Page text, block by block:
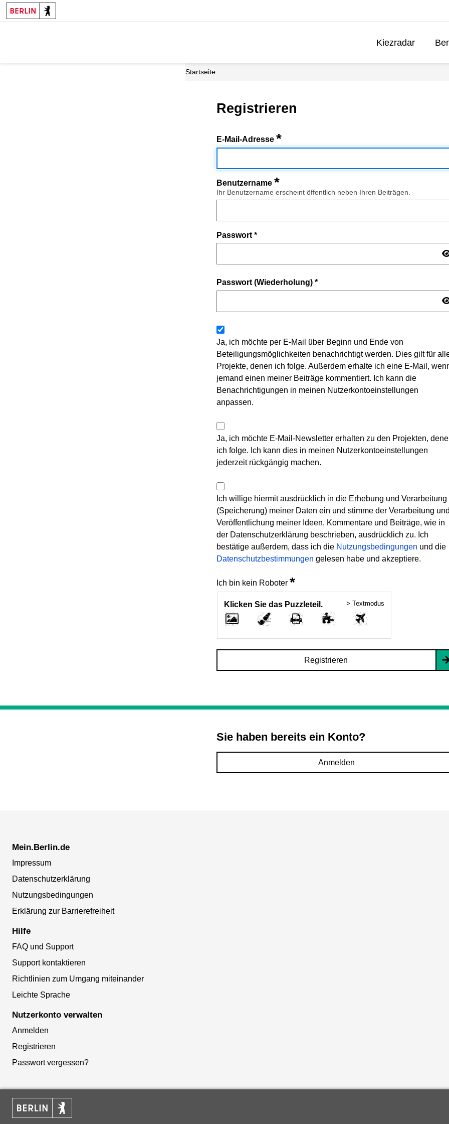
Kiezradar
Startseite
Registrieren
E-Mail-Adresse *
Benutzername *
Ihr Benutzername erscheint öffentlich neben Ihren Beiträgen.
Passwort *
Passwort (Wiederholung) *
Ja, ich möchte per E-Mail über Beginn und Ende von
Beteiligungsmöglichkeiten benachrichtigt werden. Dies gilt für
Projekte, denen ich folge. Außerdem erhalte ich eine E-Mail,
jemand einen meiner Beiträge kommentiert. Ich kann die
Benachrichtigungen in meinen Nutzerkontoeinstellungen
anpassen.
Ja, ich möchte E-Mail-Newsletter erhalten zu den Projekten,
ich folge. Ich kann dies in meinen Nutzerkontoeinstellungen
jederzeit rückgängig machen.
Ich willige hiermit ausdrücklich in die Erhebung und Verarbeitung
(Speicherung) meiner Daten ein und stimme der Verarbeitung und
Veröffentlichung meiner Ideen, Kommentare und Beiträge, wie in
der Datenschutzerklärung beschrieben, ausdrücklich zu. Ich
bestätige außerdem, dass ich die Nutzungsbedingungen und die
Datenschutzbestimmungen gelesen habe und akzeptiere.
Ich bin kein Roboter *
Klicken Sie das Puzzleteil. > Textmodus
Registrieren
Sie haben bereits ein Konto?
Anmelden
Mein.Berlin.de
Impressum
Datenschutzerklärung
Nutzungsbedingungen
Erklärung zur Barrierefreiheit
Hilfe
FAQ und Support
Support kontaktieren
Richtlinien zum Umgang miteinander
Leichte Sprache
Nutzerkonto verwalten
Anmelden
Registrieren
Passwort vergessen?